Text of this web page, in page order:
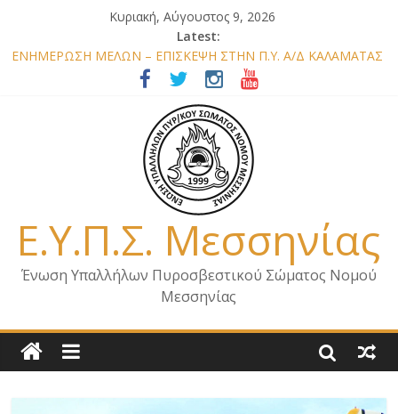
Κυριακή, Αύγουστος 9, 2026
Latest:
ΕΝΗΜΕΡΩΣΗ ΜΕΛΩΝ – ΕΠΙΣΚΕΨΗ ΣΤΗΝ Π.Υ. Α/Δ ΚΑΛΑΜΑΤΑΣ
ΕΠΙΣΤΟΛΗ ΓΙΑ ΣΧΕΔΙΟ ΔΑΣΩΝ 2026
ΕΝΗΜΕΡΩΣΗ Κ. ΑΡΧΗΓΟΥ Π.Σ. ΣΧΕΤΙΚΑ ΜΕ ΟΡΓΑΝΙΚΕΣ
ΘΕΣΕΙΣ ΝΟΜΟΥ ΜΕΣΣΗΝΙΑΣ 2026
ΕΝΗΜΕΡΩΣΗ ΜΕΛΩΝ – ΕΠΙΣΚΕΨΗ ΕΝΩΣΗΣ ΣΕ ΥΠΗΡΕΣΙΕΣ ΚΑΙ
ΚΛΙΜΑΚΙΑ ΤΟΥ ΝΟΜΟΥ ΜΑΣ
ΕΝΗΜΕΡΩΣΗ ΜΕΛΩΝ ΓΙΑ ΕΠΙΣΚΕΨΕΙΣ ΣΩΜΑΤΕΙΟΥ
Ε.Υ.Π.Σ. Μεσσηνίας
Ένωση Υπαλλήλων Πυροσβεστικού Σώματος Νομού
Μεσσηνίας